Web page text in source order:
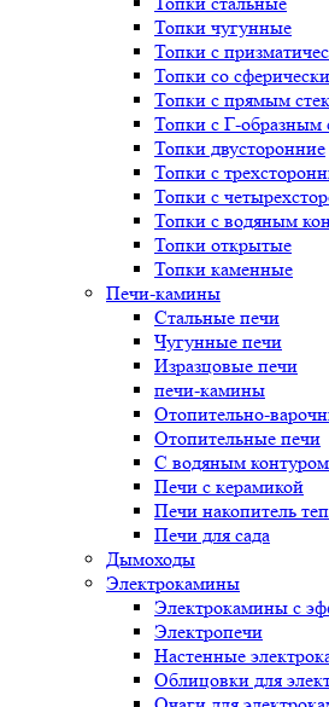
Топки чугунные
Топки с
Топки со
Топки с прямым
Топки с Г-образным
Топки двусторонние
Топки с
Топки с
Топки с водяным
Топки открытые
Топки каменные
Печи-камины
Стальные печи
Чугунные печи
Изразцовые печи
печи-камины
Отопительно-
Отопительные печи
С водяным
Печи с керамикой
Печи накопитель
Печи для сада
Дымоходы
Электрокамины
Электрокамины с
Электропечи
Настенные
Облицовки для